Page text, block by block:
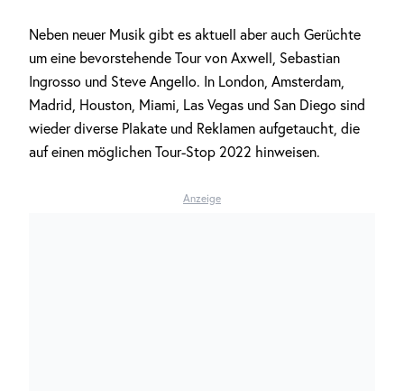
Neben neuer Musik gibt es aktuell aber auch Gerüchte
um eine bevorstehende Tour von Axwell, Sebastian
Ingrosso und Steve Angello. In London, Amsterdam,
Madrid, Houston, Miami, Las Vegas und San Diego sind
wieder diverse Plakate und Reklamen aufgetaucht, die
auf einen möglichen Tour-Stop 2022 hinweisen.
Anzeige